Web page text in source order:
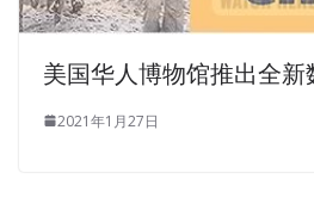
美国华人博物馆推出全新
2021年1月27日